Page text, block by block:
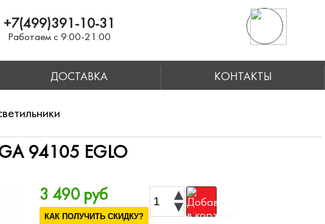
+7(499)391-10-31
Работаем с 9:00-21:00
ДОСТАВКА КОНТАКТЫ
94105 EGLO
3 490 руб
КАК ПОЛУЧИТЬ СКИДКУ?